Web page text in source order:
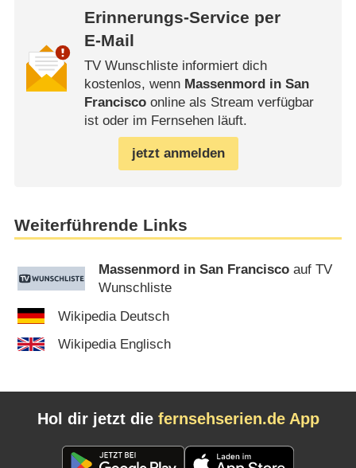
Erinnerungs-Service per
E-Mail
TV Wunschliste informiert dich
kostenlos, wenn Massenmord in San
Franciscoonline als Stream verfügbar
ist oder im Fernsehen läuft.
jetzt anmelden
Weiterführende Links
Massenmord in San Francisco auf TV
Wunschliste
Wikipedia Deutsch
Wikipedia Englisch
Hol dir jetzt die fernsehserien.de App